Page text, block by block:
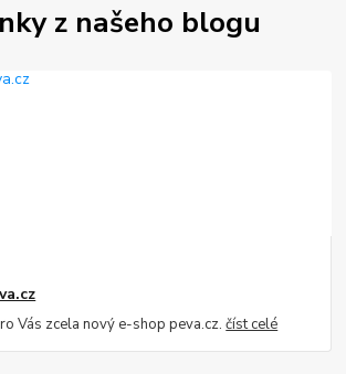
z našeho blogu
Vás zcela nový e-shop peva.cz.číst celé